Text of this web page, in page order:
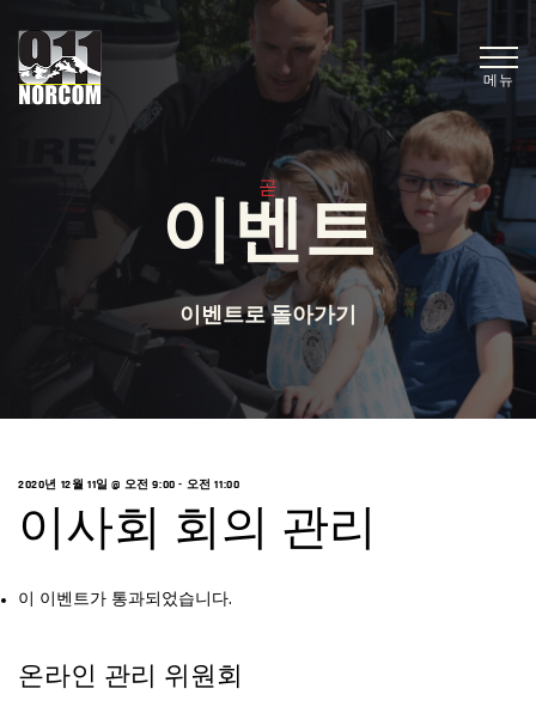
메뉴
곧
이벤트
이벤트로 돌아가기
2020년 12월 11일 @ 오전 9:00 - 오전 11:00
이사회 회의 관리
이 이벤트가 통과되었습니다.
온라인 관리 위원회